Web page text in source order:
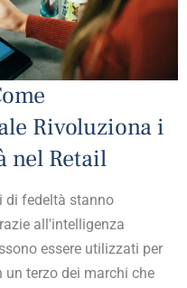
Rivoluziona i
nel Retail
di fedeltà stanno
all'intelligenza
essere utilizzati per
un terzo dei marchi che